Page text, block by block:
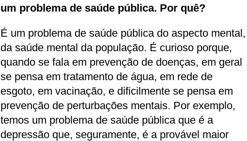
um problema de saúde pública. Por quê?
É um problema de saúde pública do aspecto mental,
da saúde mental da população. É curioso porque,
quando se fala em prevenção de doenças, em geral
se pensa em tratamento de água, em rede de
esgoto, em vacinação, e dificilmente se pensa em
prevenção de perturbações mentais. Por exemplo,
temos um problema de saúde pública que é a
depressão que, seguramente, é a provável maior